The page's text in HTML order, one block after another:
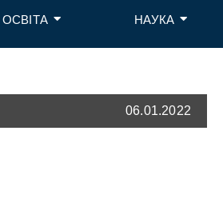
ОСВІТА НАУКА
06.01.2022